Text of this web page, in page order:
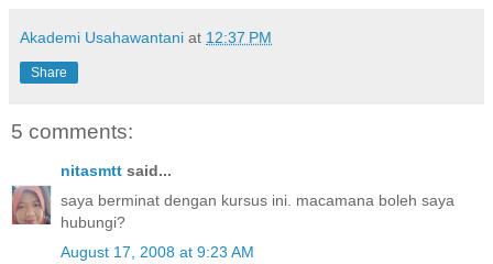
Akademi Usahawantani at 12:37 PM
Share
5 comments:
nitasmtt said...
saya berminat dengan kursus ini. macamana boleh saya
hubungi?
August 17, 2008 at 9:23 AM